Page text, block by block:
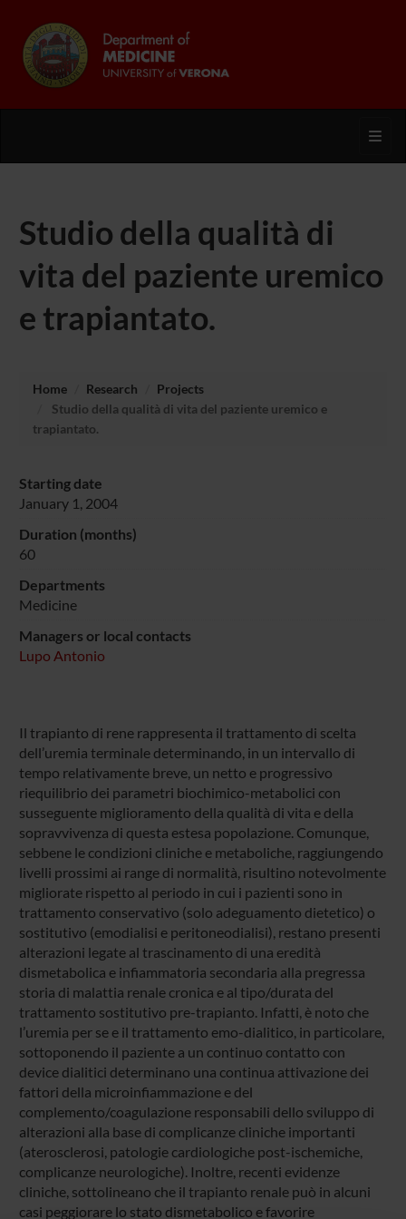
Studio della qualità di
vita del paziente uremico
e trapiantato.
Home Research
Projects
Studio della qualità di vita del paziente uremico e
trapiantato.
Starting date
January 1, 2004
Duration (months)
60
Departments
Medicine
Managers or local contacts
Lupo Antonio
Il trapianto di rene rappresenta il trattamento di scelta
dell’uremia terminale determinando, in un intervallo di
tempo relativamente breve, un netto e progressivo
riequilibrio dei parametri biochimico-metabolici con
susseguente miglioramento della qualità di vita e della
sopravvivenza di questa estesa popolazione. Comunque,
sebbene le condizioni cliniche e metaboliche, raggiungendo
livelli prossimi ai range di normalità, risultino notevolmente
migliorate rispetto al periodo in cui i pazienti sono in
trattamento conservativo (solo adeguamento dietetico) o
sostitutivo (emodialisi e peritoneodialisi), restano presenti
alterazioni legate al trascinamento di una eredità
dismetabolica e infiammatoria secondaria alla pregressa
storia di malattia renale cronica e al tipo/durata del
trattamento sostitutivo pre-trapianto. Infatti, è noto che
l’uremia per se e il trattamento emo-dialitico, in particolare,
sottoponendo il paziente a un continuo contatto con
device dialitici determinano una continua attivazione dei
fattori della microinfiammazione e del
complemento/coagulazione responsabili dello sviluppo di
alterazioni alla base di complicanze cliniche importanti
(aterosclerosi, patologie cardiologiche post-ischemiche,
complicanze neurologiche). Inoltre, recenti evidenze
cliniche, sottolineano che il trapianto renale può in alcuni
casi peggiorare lo stato dismetabolico e favorire